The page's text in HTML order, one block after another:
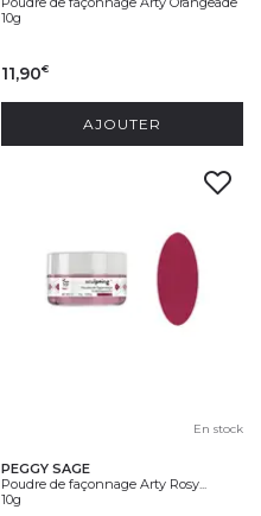
10g
11,90€
AJOUTER
En stock
PEGGY SAGE
Poudre de façonnage Arty Rosy...
10g